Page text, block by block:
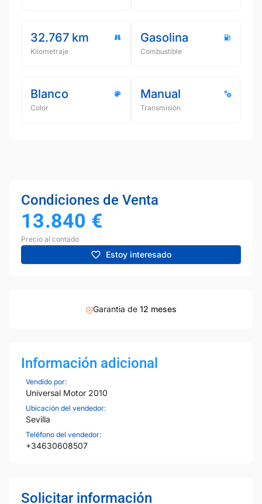
32.767 km
Kilometraje
Gasolina
Combustible
Blanco
Color
Manual
Transmisión
Condiciones de Venta
13.840 €
Precio al contado
Estoy interesado
Garantia de 12 meses
Información adicional
Vendido por:
Universal Motor 2010
Ubicación del vendedor:
Sevilla
Teléfono del vendedor:
+34630608507
Solicitar información